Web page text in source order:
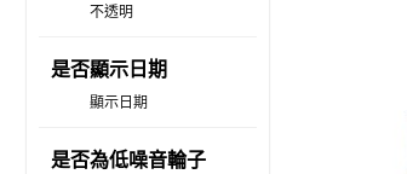
不透明
是否顯示日期
顯示日期
是否為低噪音輪子